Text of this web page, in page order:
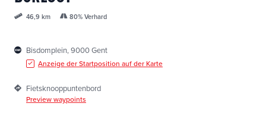
46,9 km 80% Verhard
Bisdomplein, 9000 Gent
Anzeige der Startposition auf der Karte
Fietsknooppuntenbord
Preview waypoints